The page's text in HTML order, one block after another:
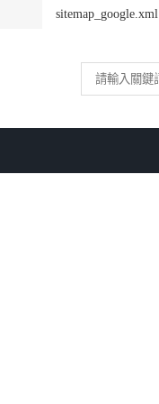
sitemap_google.xml